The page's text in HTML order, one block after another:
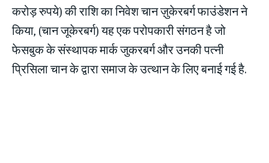
करोड़ रुपये) की राशि का निवेश चान ज़ुकेरबर्ग फाउंडेशन ने
किया, (चान जूकेरबर्ग) यह एक परोपकारी संगठन है जो
फेसबुक के संस्थापक मार्क जुकरबर्ग और उनकी पत्नी
प्रिसिला चान के द्वारा समाज के उत्थान के लिए बनाई गई है.